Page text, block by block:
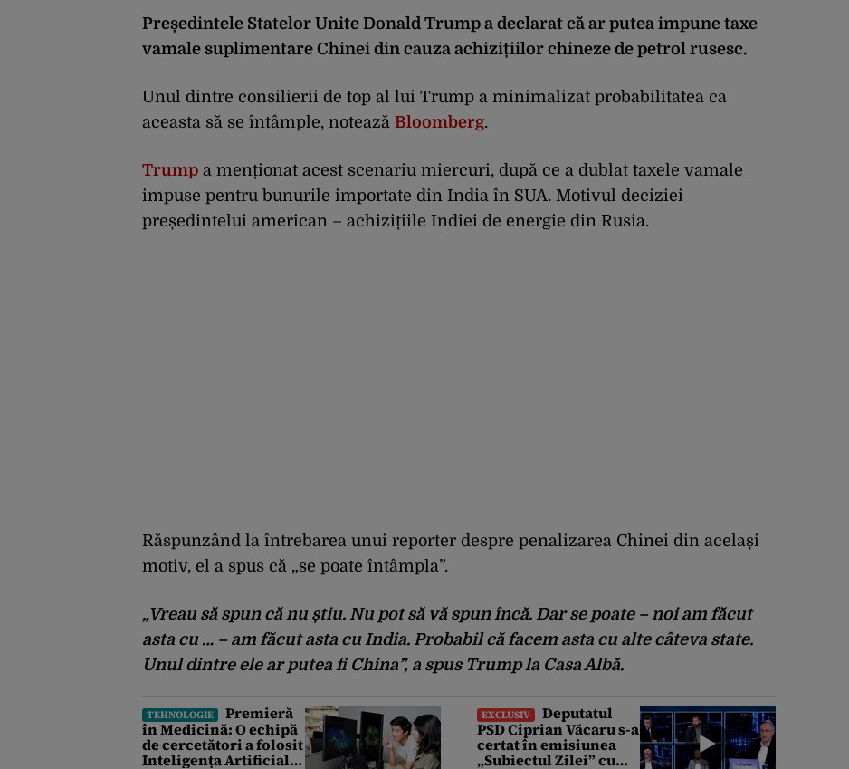
Președintele Statelor Unite Donald Trump a declarat că ar putea impune taxe
vamale suplimentare Chinei din cauza achizițiilor chineze de petrol rusesc.
Unul dintre consilierii de top al lui Trump a minimalizat probabilitatea ca
aceasta să se întâmple, notează Bloomberg.
Trump a menționat acest scenariu miercuri, după ce a dublat taxele vamale
impuse pentru bunurile importate din India în SUA. Motivul deciziei
președintelui american – achizițiile Indiei de energie din Rusia.
Răspunzând la întrebarea unui reporter despre penalizarea Chinei din același
motiv, el a spus că „se poate întâmpla”.
„Vreau să spun că nu știu. Nu pot să vă spun încă. Dar se poate – noi am făcut
asta cu … – am făcut asta cu India. Probabil că facem asta cu alte câteva state.
Unul dintre ele ar putea fi China”, a spus Trump la Casa Albă.
TEHNOLOGIE
Premieră
în Medicină: O echipă
de cercetători a folosit
Inteligența Artificială
EXCLUSIV
Deputatul
PSD Ciprian Văcaru s-a
certat în emisiunea
„Subiectul Zilei” cu